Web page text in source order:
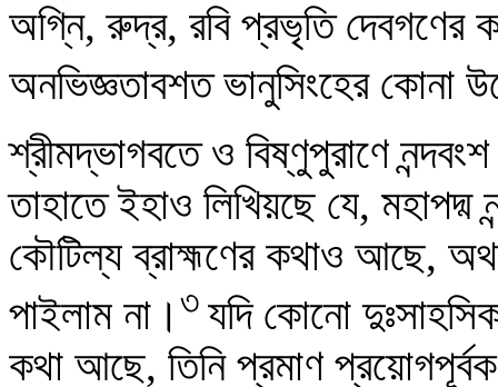
অগ্নি, রুদ্র, রবি প্রভৃতি দেবগণের
অনভিজ্ঞতাবশত ভানুসিংহের কোনা
শ্রীমদ্ভাগবতে ও বিষ্ণুপুরাণে
তাহাতে ইহাও লিখিয়ছে যে,
কৌটিল্য ব্রাহ্মণের কথাও আছে,
পাইলাম না। ৩ যদি কোনো
কথা আছে, তিনি প্রমাণ